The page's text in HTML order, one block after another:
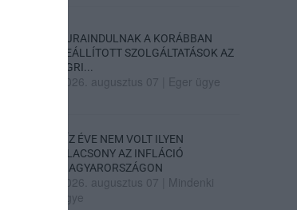
ÚJRAINDULNAK A KORÁBBAN
LEÁLLÍTOTT SZOLGÁLTATÁSOK AZ
EGRI...
2026. augusztus 07 Eger ügye
TÍZ ÉVE NEM VOLT ILYEN
ALACSONY AZ INFLÁCIÓ
MAGYARORSZÁGON
2026. augusztus 07
Mindenki
ügye